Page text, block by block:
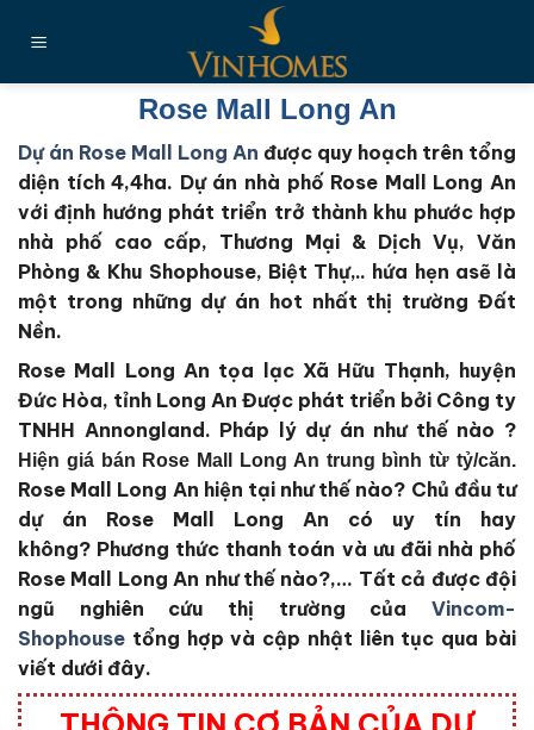
đến
Rose Mall Long An
Dự án Rose Mall Long An được quy hoạch trên tổng
diện tích 4,4ha. Dự án nhà phố Rose Mall Long An
với định hướng phát triển trở thành khu phước hợp
nhà phố cao cấp, Thương Mại & Dịch Vụ, Văn
Phòng & Khu Shophouse, Biệt Thự,.. hứa hẹn asẽ là
một trong những dự án hot nhất thị trường Đất
Nền.
Rose Mall Long An tọa lạc Xã Hữu Thạnh, huyện
Đức Hòa, tỉnh Long An Được phát triển bởi Công ty
TNHH Annongland . Pháp lý dự án như thế nào ?
Hiện giá bán Rose Mall Long An trung bình từ tỷ/căn.
Rose Mall Long An hiện tại như thế nào? Chủ đầu tư
dự án Rose Mall Long An có uy tín hay
không? Phương thức thanh toán và ưu đãi nhà phố
Rose Mall Long An như thế nào?,… Tất cả được đội
ngũ nghiên cứu thị trường của Vincom-
Shophouse tổng hợp và cập nhật liên tục qua bài
viết dưới đây.